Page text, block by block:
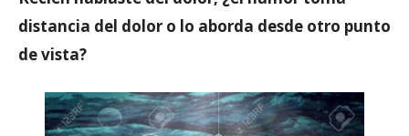
distancia del dolor o lo aborda desde otro punto
de vista?